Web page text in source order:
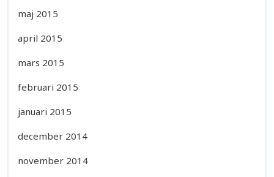
maj 2015
april 2015
mars 2015
februari 2015
januari 2015
december 2014
november 2014